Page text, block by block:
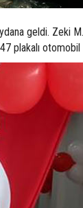
geldi. Zeki
plakalı otomobil